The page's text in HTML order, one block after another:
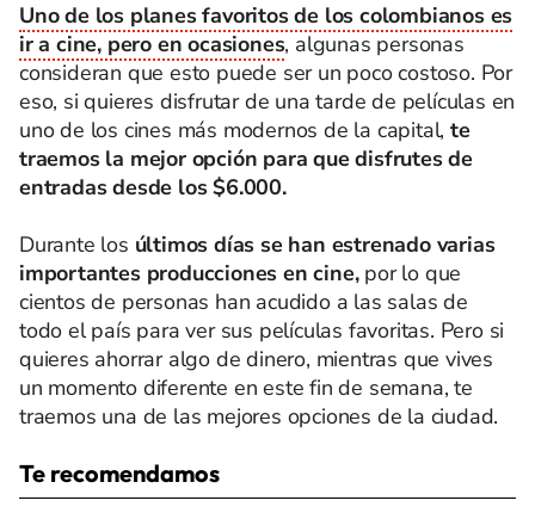
Uno de los planes favoritos de los colombianos es
ir a cine, pero en ocasiones, algunas personas
consideran que esto puede ser un poco costoso. Por
eso, si quieres disfrutar de una tarde de películas en
uno de los cines más modernos de la capital, te
traemos la mejor opción para que disfrutes de
entradas desde los $6.000.
Durante los últimos días se han estrenado varias
importantes producciones en cine, por lo que
cientos de personas han acudido a las salas de
todo el país para ver sus películas favoritas. Pero si
quieres ahorrar algo de dinero, mientras que vives
un momento diferente en este fin de semana, te
traemos una de las mejores opciones de la ciudad.
Te recomendamos